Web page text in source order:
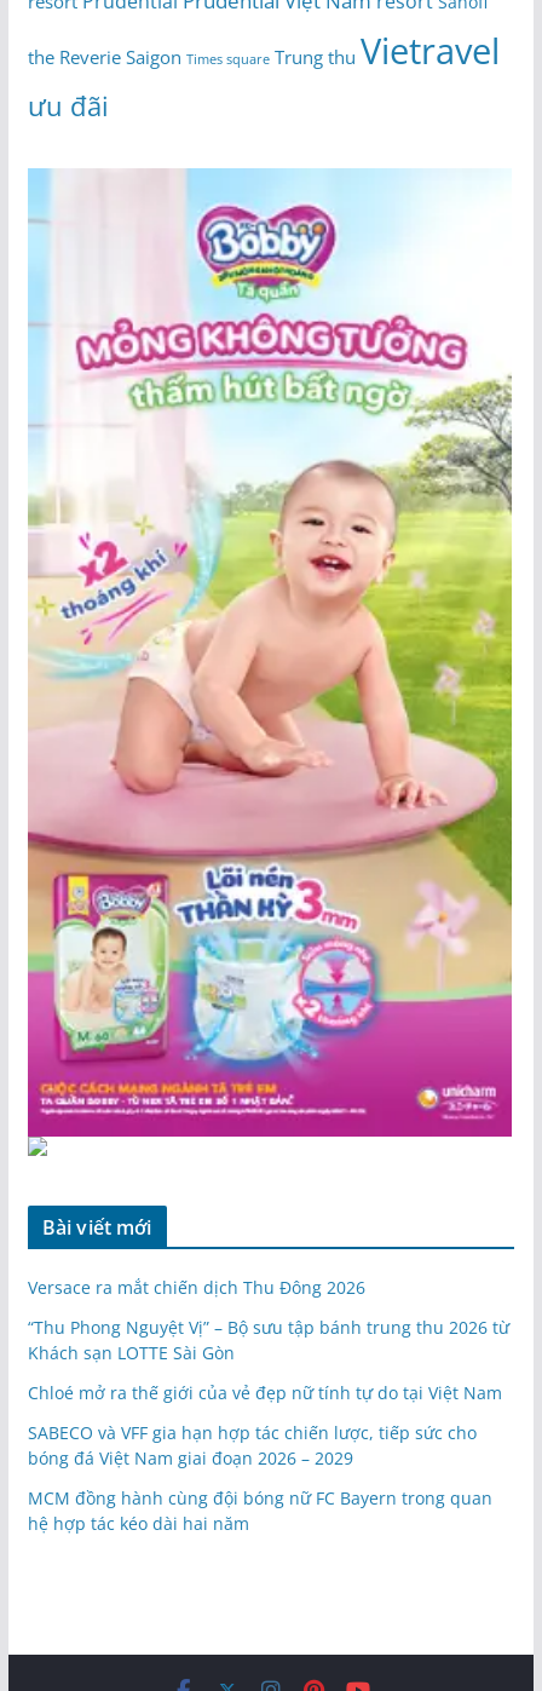
the Reverie Saigon Times square Trung thu Vietravel
ưu đãi
Bài viết mới
Versace ra mắt chiến dịch Thu Đông 2026
“Thu Phong Nguyệt Vị” – Bộ sưu tập bánh trung thu 2026 từ
Khách sạn LOTTE Sài Gòn
Chloé mở ra thế giới của vẻ đẹp nữ tính tự do tại Việt Nam
SABECO và VFF gia hạn hợp tác chiến lược, tiếp sức cho
bóng đá Việt Nam giai đoạn 2026 – 2029
MCM đồng hành cùng đội bóng nữ FC Bayern trong quan
hệ hợp tác kéo dài hai năm